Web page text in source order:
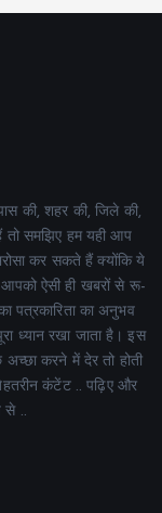
की, शहर की, जिले की,
तो समझिए हम यही आप
कर सकते हैं क्योंकि ये
आपको ऐसी ही खबरों से रू-
पत्रकारिता का अनुभव
ध्यान रखा जाता है। इस
करने में देर तो होती
कंटेंट .. पढ़िए और
से ..